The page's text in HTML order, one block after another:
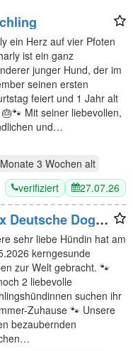
ein Herz auf vier Pfoten
ist ein ganz
junger Hund, der im
seinen ersten
feiert und 1 Jahr alt
Mit seiner liebevollen,
und…
3 Wochen alt
verifiziert 27.07.26
Deutsche Dogge
sehr liebe Hündin hat am
kerngesunde
zur Welt gebracht. 🐾
2 liebevolle
suchen ihr
Zuhause 🐾 Unsere
bezaubernden